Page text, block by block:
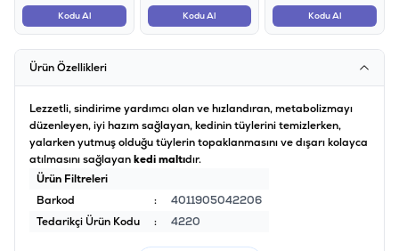
Kodu Al
Kodu Al
Kodu Al
Ürün Özellikleri
Lezzetli, sindirime yardımcı olan ve hızlandıran, metabolizmayı
düzenleyen, iyi hazım sağlayan, kedinin tüylerini temizlerken,
yalarken yutmuş olduğu tüylerin topaklanmasını ve dışarı kolayca
atılmasını sağlayankedi maltıdır.
Ürün Filtreleri
Barkod
:
4011905042206
Tedarikçi Ürün Kodu
: 4220